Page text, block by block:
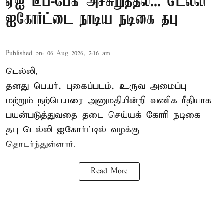
ஐகோர்ட்டை நாடிய நடிகை தபு
Published on: 06 Aug 2026, 2:16 am
டெல்லி,
தனது பெயர், புகைப்படம், உருவ அமைப்பு
மற்றும் நற்பெயரை அனுமதியின்றி வணிக ரீதியாக
பயன்படுத்துவதை தடை செய்யக் கோரி நடிகை
தபு டெல்லி ஐகோர்ட்டில் வழக்கு
தொடர்ந்துள்ளார்.
Read More